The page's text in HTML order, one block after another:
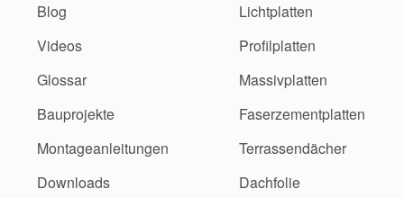
Blog
Videos
Glossar
Bauprojekte
Montageanleitungen
Downloads
Lichtplatten
Profilplatten
Massivplatten
Faserzementplatten
Terrassendächer
Dachfolie